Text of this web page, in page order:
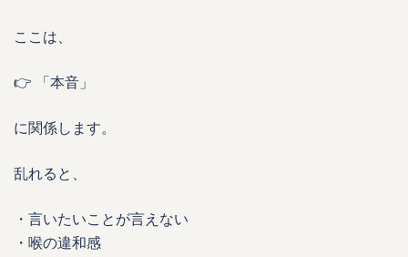
ここは、
👉 「本音」
に関係します。
乱れると、
・言いたいことが言えない
・喉の違和感